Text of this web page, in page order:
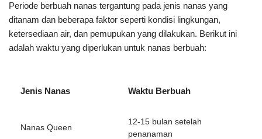
Periode berbuah nanas tergantung pada jenis nanas yang
ditanam dan beberapa faktor seperti kondisi lingkungan,
ketersediaan air, dan pemupukan yang dilakukan. Berikut ini
adalah waktu yang diperlukan untuk nanas berbuah:
Jenis Nanas Waktu Berbuah
Nanas Queen
12-15 bulan setelah
penanaman